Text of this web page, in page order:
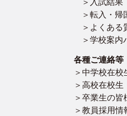
入試結果
転入・帰
よくある
学校案内
各種ご連絡等
中学校在校
高校在校生
卒業生の皆
教員採用情